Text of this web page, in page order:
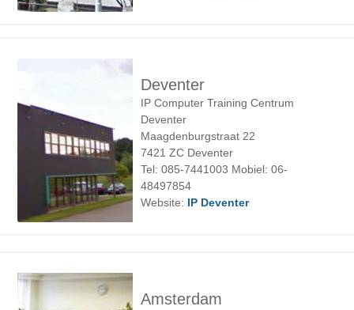
Deventer
IP Computer Training Centrum
Deventer
Maagdenburgstraat 22
7421 ZC Deventer
Tel: 085-7441003 Mobiel: 06-
48497854
Website: IP Deventer
Amsterdam